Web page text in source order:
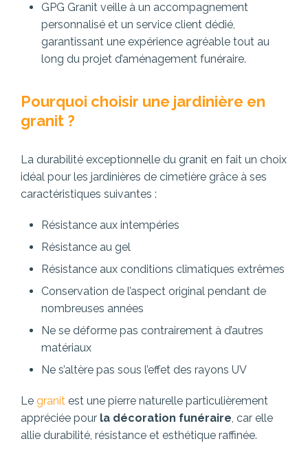
GPG Granit veille à un accompagnement
personnalisé et un service client dédié,
garantissant une expérience agréable tout au
long du projet d’aménagement funéraire.
Pourquoi choisir une jardinière en
granit ?
La durabilité exceptionnelle du granit en fait un choix
idéal pour les jardinières de cimetière grâce à ses
caractéristiques suivantes :
Résistance aux intempéries
Résistance au gel
Résistance aux conditions climatiques extrêmes
Conservation de l’aspect original pendant de
nombreuses années
Ne se déforme pas contrairement à d’autres
matériaux
Ne s’altère pas sous l’effet des rayons UV
Le granit est une pierre naturelle particulièrement
appréciée pour la décoration funéraire, car elle
allie durabilité, résistance et esthétique raffinée.